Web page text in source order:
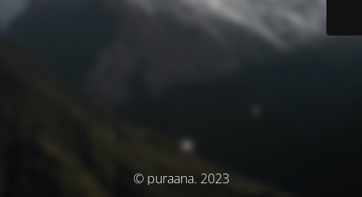
© puraana. 2023